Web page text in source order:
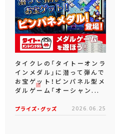
タイクレの「タイトーオンラ
インメダル」に潜って弾んで
お宝ゲット！ピンパネル型メ
ダルゲーム「オーシャン...
プライズ・グッズ 2026.06.25